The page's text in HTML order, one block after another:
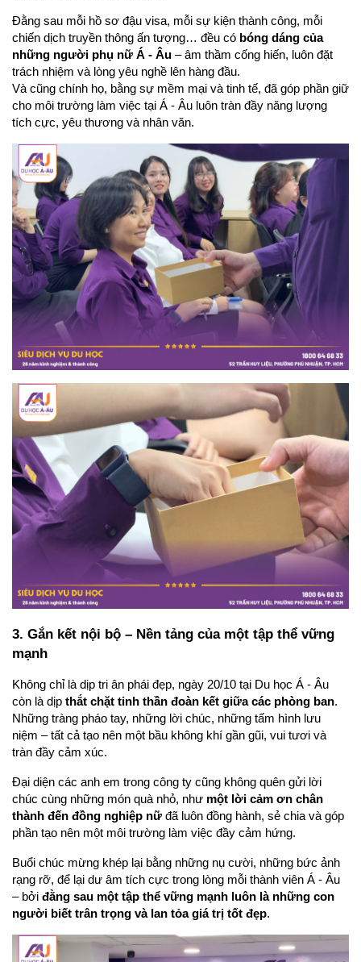
Đằng sau mỗi hồ sơ đậu visa, mỗi sự kiện thành công, mỗi
chiến dịch truyền thông ấn tượng… đều có bóng dáng của
những người phụ nữ Á - Âu – âm thầm cống hiến, luôn đặt
trách nhiệm và lòng yêu nghề lên hàng đầu.
Và cũng chính họ, bằng sự mềm mại và tinh tế, đã góp phần giữ
cho môi trường làm việc tại Á - Âu luôn tràn đầy năng lượng
tích cực, yêu thương và nhân văn.
3. Gắn kết nội bộ – Nền tảng của một tập thể vững
mạnh
Không chỉ là dịp tri ân phái đẹp, ngày 20/10 tại Du học Á - Âu
còn là dịp thắt chặt tinh thần đoàn kết giữa các phòng ban.
Những tràng pháo tay, những lời chúc, những tấm hình lưu
niệm – tất cả tạo nên một bầu không khí gần gũi, vui tươi và
tràn đầy cảm xúc.
Đại diện các anh em trong công ty cũng không quên gửi lời
chúc cùng những món quà nhỏ, như một lời cảm ơn chân
thành đến đồng nghiệp nữ đã luôn đồng hành, sẻ chia và góp
phần tạo nên một môi trường làm việc đầy cảm hứng.
Buổi chúc mừng khép lại bằng những nụ cười, những bức ảnh
rạng rỡ, để lại dư âm tích cực trong lòng mỗi thành viên Á - Âu
– bởi đằng sau một tập thể vững mạnh luôn là những con
người biết trân trọng và lan tỏa giá trị tốt đẹp.